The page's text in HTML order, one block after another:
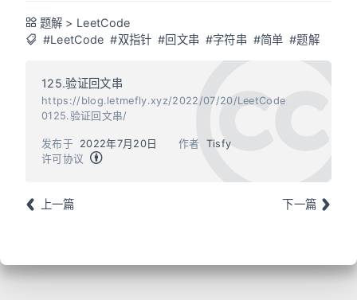
题解 > LeetCode
#LeetCode #双指针 #回文串 #字符串 #简单 #题解
125.验证回文串
https://blog.letmefly.xyz/2022/07/20/LeetCode
0125.验证回文串/
作者 Tisfy
发布于
2022年7月20日
许可协议
上一篇 下一篇